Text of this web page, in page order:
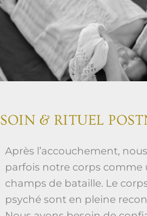
SOIN & RITUEL
Après l’accouchement,
parfois notre corps comme
champs de bataille. Le
psyché sont en pleine